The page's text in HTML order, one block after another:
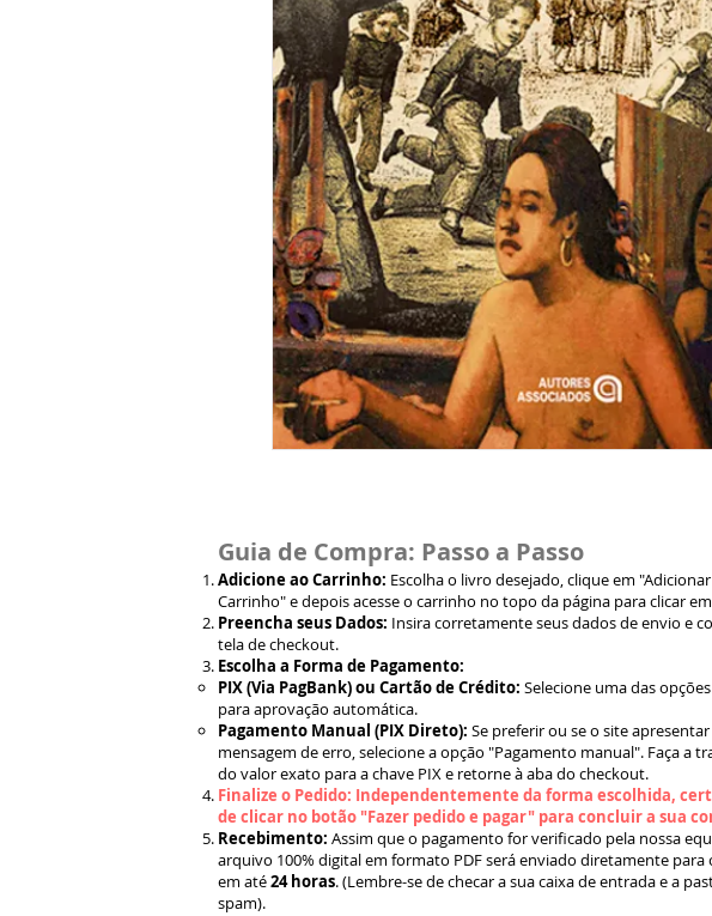
Guia de Compra: Passo a Passo
Adicione ao Carrinho: Escolha o livro desejado, clique em
Carrinho" e depois acesse o carrinho no topo da página para clicar
Preencha seus Dados: Insira corretamente seus dados de envio e
tela de checkout.
Escolha a Forma de Pagamento:
PIX (Via PagBank) ou Cartão de Crédito: Selecione uma das
para aprovação automática.
Pagamento Manual (PIX Direto): Se preferir ou se o site
mensagem de erro, selecione a opção "Pagamento manual". Faça a
do valor exato para a chave PIX e retorne à aba do checkout.
Finalize o Pedido: Independentemente da forma escolhida,
de clicar no botão "Fazer pedido e pagar" para concluir a sua
Recebimento: Assim que o pagamento for verificado pela nossa
arquivo 100% digital em formato PDF será enviado diretamente para
em até24 horas. (Lembre-se de checar a sua caixa de entrada e a
spam).